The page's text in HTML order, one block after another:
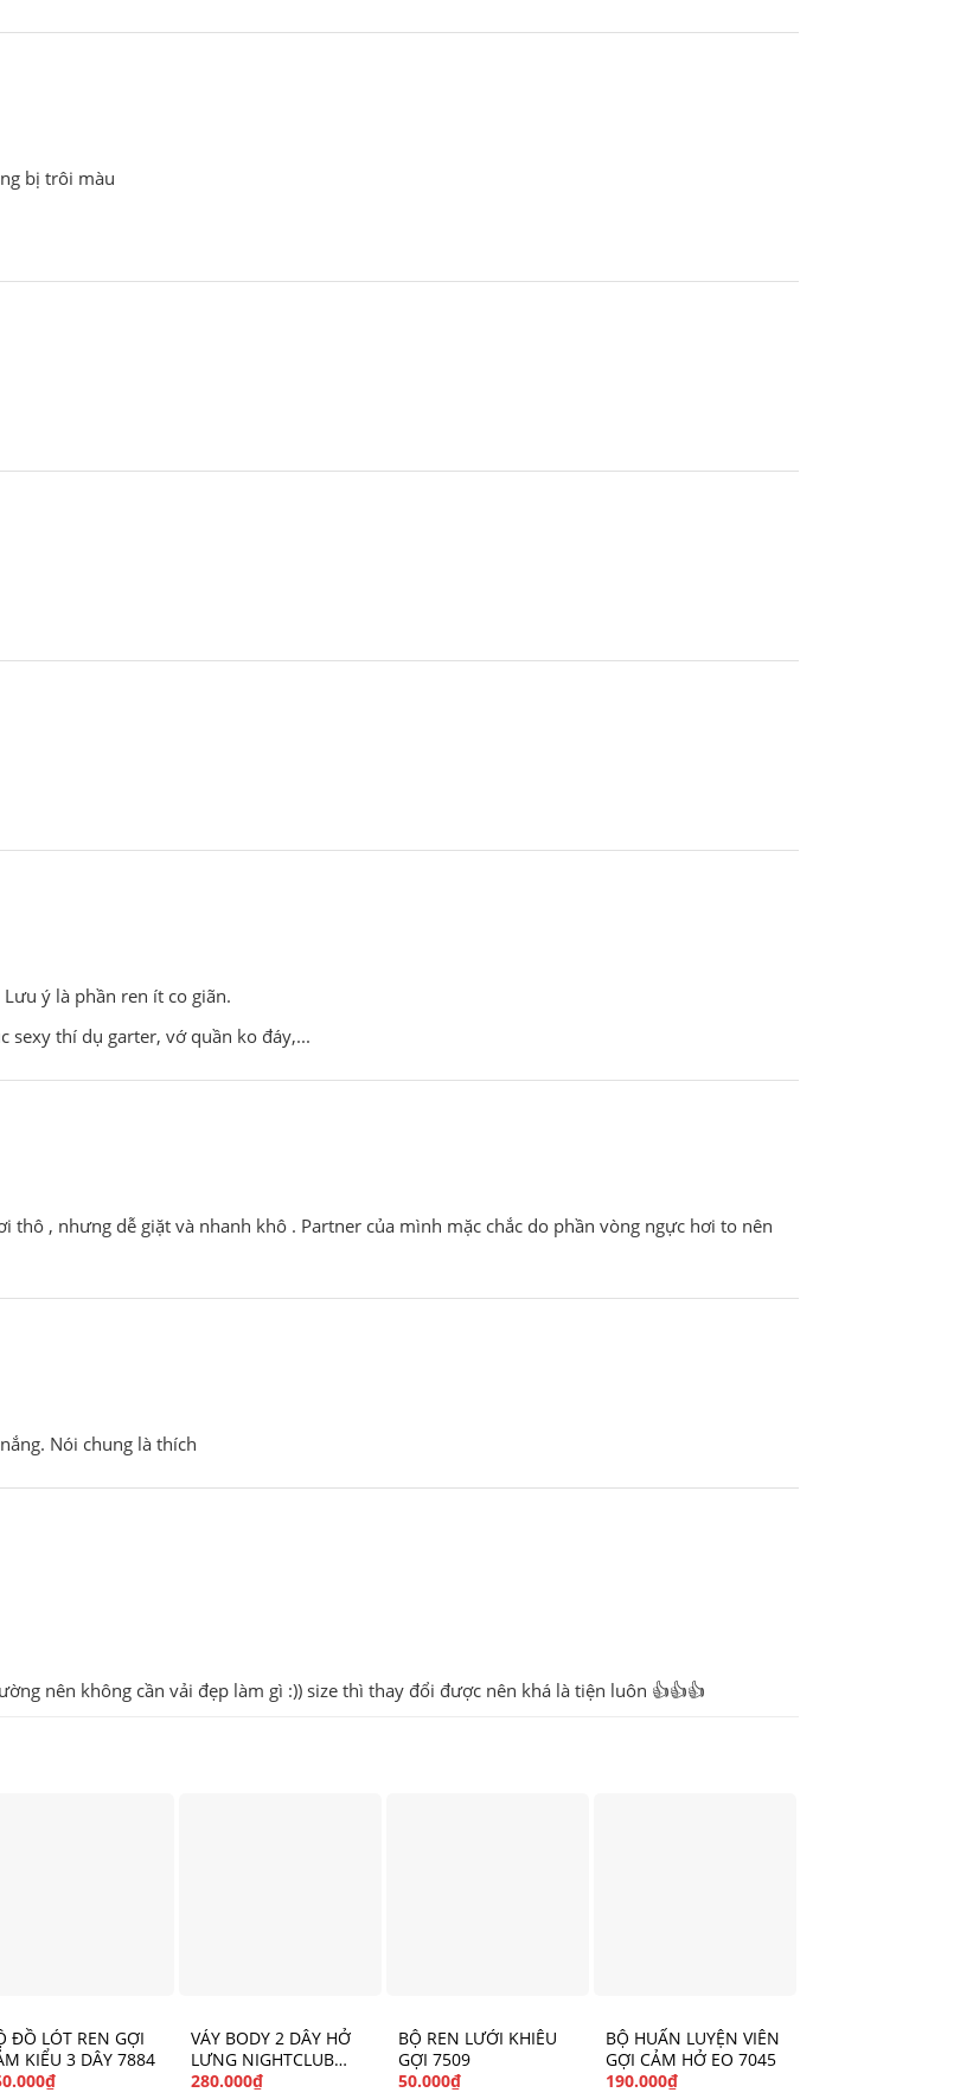
bị trôi màu
ý là phần ren ít co giãn.
sexy thí dụ garter, vớ quần ko đáy,...
thô , nhưng dễ giặt và nhanh khô . Partner của mình mặc chắc do phần vòng ngực hơi to nên
Nói chung là thích
nên không cần vải đẹp làm gì :)) size thì thay đổi được nên khá là tiện luôn 👍👍👍
ĐỒ LÓT REN GỢI
KIỂU 3 DÂY 7884
₫
VÁY BODY 2 DÂY HỞ
LƯNG NIGHTCLUB
6734
280.000₫
BỘ REN LƯỚI KHIÊU
GỢI 7509
50.000₫
BỘ HUẤN LUYỆN VIÊN
GỢI CẢM HỞ EO 7045
190.000₫